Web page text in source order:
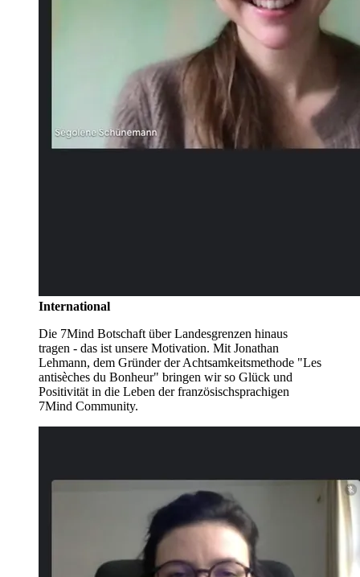
International
Die 7Mind Botschaft über Landesgrenzen hinaus
tragen - das ist unsere Motivation. Mit Jonathan
Lehmann, dem Gründer der Achtsamkeitsmethode "Les
antisèches du Bonheur" bringen wir so Glück und
Positivität in die Leben der französischsprachigen
7Mind Community.